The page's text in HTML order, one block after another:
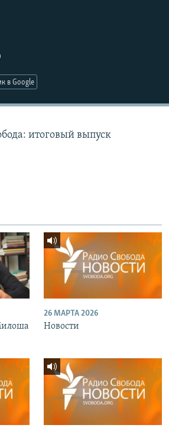
в Google
итоговый выпуск
26 МАРТА 2026
Новости